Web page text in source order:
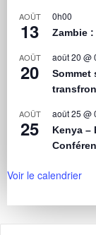
AOÛT
13
0h00
Zambie
AOÛT
20
août 20 @
Sommet
AOÛT
25
août 25 @
Kenya –
Voir le calendrier